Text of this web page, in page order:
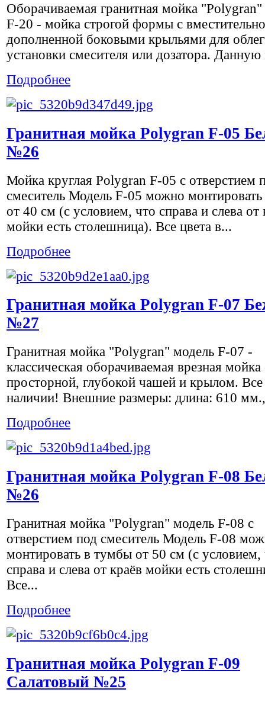
Оборачиваемая гранитная мойка
F-20 - мойка строгой формы с
дополненной боковыми крыльями для
установки смесителя или дозатора.
Подробнее
Гранитная мойка Polygran F-05
№26
Мойка круглая Polygran F-05 с отверстием
смеситель Модель F-05 можно
от 40 см (с условием, что справа и слева от
мойки есть столешница). Все цвета в...
Подробнее
Гранитная мойка Polygran F-07
№27
Гранитная мойка "Polygran" модель F-07 -
классическая оборачиваемая врезная мойка
просторной, глубокой чашей и крылом. Все
наличии! Внешние размеры: длина: 610
Подробнее
Гранитная мойка Polygran F-08
№26
Гранитная мойка "Polygran" модель F-08 с
отверстием под смеситель Модель F-08
монтировать в тумбы от 50 см (с условием,
справа и слева от краёв мойки есть
Все...
Подробнее
Гранитная мойка Polygran F-09
Салатовый №25